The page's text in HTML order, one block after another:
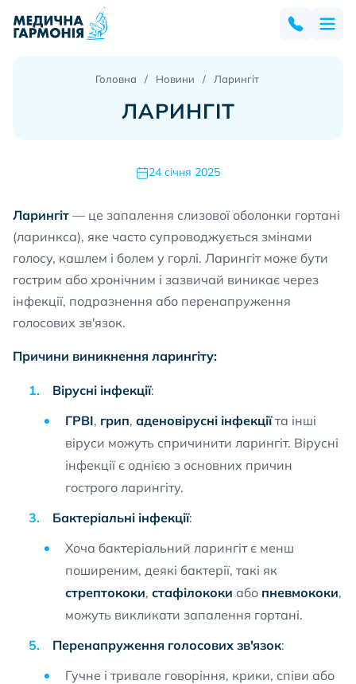
Головна Новини Ларингіт
ЛАРИНГІТ
24 січня 2025
Ларингіт — це запалення слизової оболонки гортані
(ларинкса), яке часто супроводжується змінами
голосу, кашлем і болем у горлі. Ларингіт може бути
гострим або хронічним і зазвичай виникає через
інфекції, подразнення або перенапруження
голосових зв'язок.
Причини виникнення ларингіту:
Вірусні інфекції:
ГРВІ, грип, аденовірусні інфекціїта інші
віруси можуть спричинити ларингіт. Вірусні
інфекції є однією з основних причин
гострого ларингіту.
Бактеріальні інфекції:
Хоча бактеріальний ларингіт є менш
поширеним, деякі бактерії, такі як
стрептококи, стафілококи або пневмококи,
можуть викликати запалення гортані.
Перенапруження голосових зв'язок:
Гучне і тривале говоріння, крики, співи або